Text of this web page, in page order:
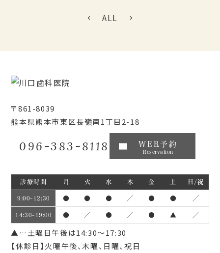
ALL
〒861-8039
熊本県熊本市東区長嶺南1丁目2-18
096-383-8118 WEB予約
Reservation
診療時間 月 火 水 木 金 土 日/祝
9:00~12:30 ● ● ● ／ ● ● ／
14:30~19:00 ● ／ ● ／ ● ▲ ／
▲…土曜日午後は14:30～17:30
【休診日】火曜午後、木曜、日曜、祝日